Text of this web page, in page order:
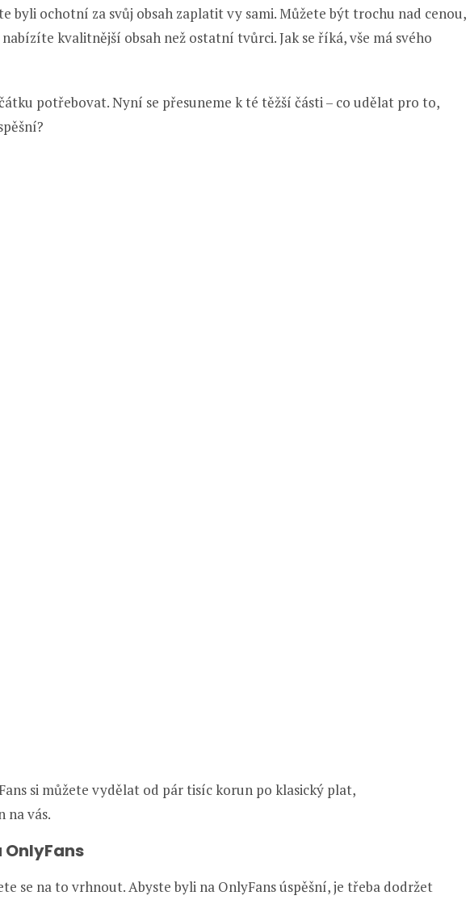
byli ochotní za svůj obsah zaplatit vy sami. Můžete být trochu nad cenou,
kvalitnější obsah než ostatní tvůrci. Jak se říká, vše má svého
potřebovat. Nyní se přesuneme k té těžší části – co udělat pro to,
si můžete vydělat od pár tisíc korun po klasický plat,
na vás.
se na to vrhnout. Abyste byli na OnlyFans úspěšní, je třeba dodržet